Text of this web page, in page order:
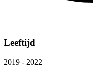
Leeftijd
2019 - 2022